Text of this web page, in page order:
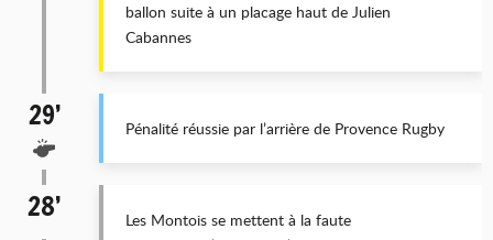
ballon suite à un placage haut de Julien
Cabannes
29’ Pénalité réussie par l’arrière de Provence Rugby
28’
Les Montois se mettent à la faute